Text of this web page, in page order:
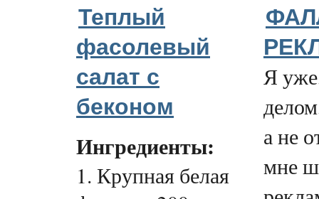
Теплый
фасолевый
салат с
беконом
Ингредиенты:
1. Крупная белая
Я
а не
мне